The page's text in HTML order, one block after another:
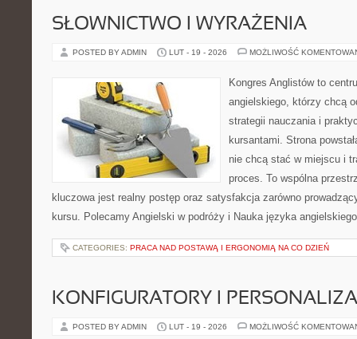
SŁOWNICTWO I WYRAŻENIA
POSTED BY ADMIN LUT - 19 - 2026 MOŻLIWOŚĆ
Kongres Anglistów to
angielskiego, którzy chcą
strategii nauczania i
kursantami. Strona
nie chcą stać w miejscu i
proces. To wspólna
kluczowa jest realny postęp oraz satysfakcja zarówno
kursu. Polecamy Angielski w podróży i Nauka języka
CATEGORIES: PRACA NAD POSTAWĄ I ERGONOMIĄ NA CO DZIEŃ
KONFIGURATORY I
POSTED BY ADMIN LUT - 19 - 2026 MOŻLIWOŚĆ